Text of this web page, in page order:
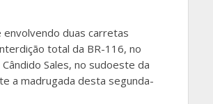
envolvendo duas carretas
total da BR-116, no
Sales, no sudoeste da
a madrugada desta segunda-